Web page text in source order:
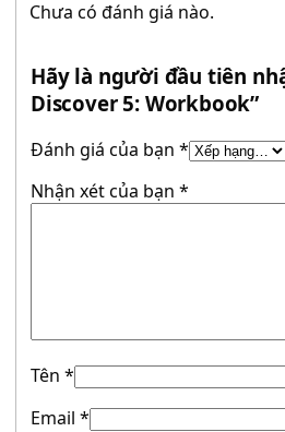
Chưa có đánh giá nào.
Hãy là người đầu tiên
Discover 5: Workbook”
Đánh giá của bạn *
Nhận xét của bạn *
Tên *
Email *